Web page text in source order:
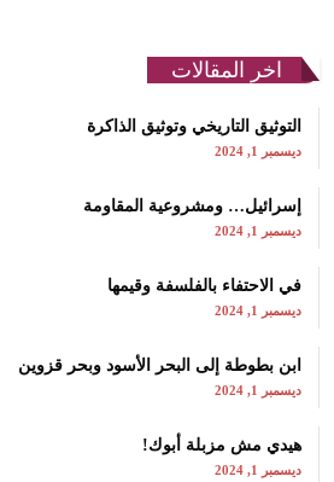
اخر المقالات
التوثيق التاريخي وتوثيق الذاكرة
ديسمبر 1, 2024
إسرائيل… ومشروعية المقاومة
ديسمبر 1, 2024
في الاحتفاء بالفلسفة وقيمها
ديسمبر 1, 2024
ابن بطوطة إلى البحر الأسود وبحر قزوين
ديسمبر 1, 2024
هيدي مش مزبلة أبوك!
ديسمبر 1, 2024